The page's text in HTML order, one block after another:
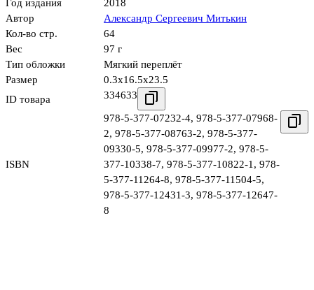
Год издания
2018
Автор
Александр Сергеевич Митькин
Кол-во стр.
64
Вес
97 г
Тип обложки
Мягкий переплёт
Размер
0.3x16.5x23.5
ID товара
334633
ISBN
978-5-377-07232-4, 978-5-377-07968-
2, 978-5-377-08763-2, 978-5-377-
09330-5, 978-5-377-09977-2, 978-5-
377-10338-7, 978-5-377-10822-1, 978-
5-377-11264-8, 978-5-377-11504-5,
978-5-377-12431-3, 978-5-377-12647-
8